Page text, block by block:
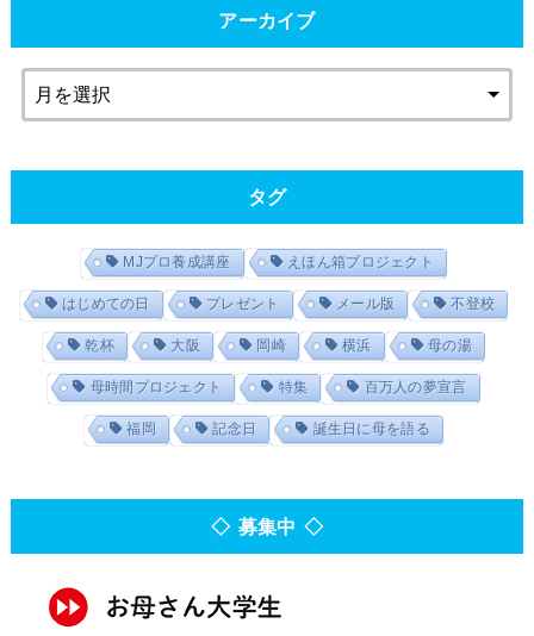
アーカイブ
タグ
MJプロ養成講座 えほん箱プロジェクト
はじめての日 プレゼント メール版 不登校
乾杯 大阪 岡崎 横浜 母の湯
母時間プロジェクト 特集 百万人の夢宣言
福岡 記念日 誕生日に母を語る
◇ 募集中 ◇